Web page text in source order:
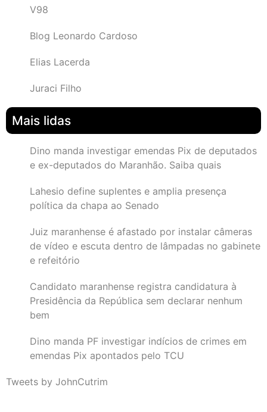
V98
Blog Leonardo Cardoso
Elias Lacerda
Juraci Filho
Mais lidas
Dino manda investigar emendas Pix de deputados
e ex-deputados do Maranhão. Saiba quais
Lahesio define suplentes e amplia presença
política da chapa ao Senado
Juiz maranhense é afastado por instalar câmeras
de vídeo e escuta dentro de lâmpadas no gabinete
e refeitório
Candidato maranhense registra candidatura à
Presidência da República sem declarar nenhum
bem
Dino manda PF investigar indícios de crimes em
emendas Pix apontados pelo TCU
Tweets by JohnCutrim